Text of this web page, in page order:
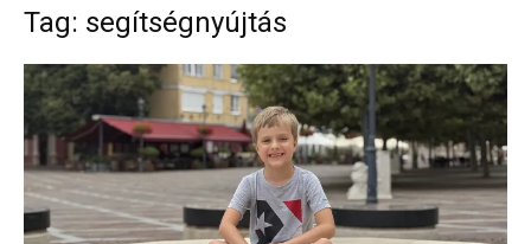
Tag: segítségnyújtás